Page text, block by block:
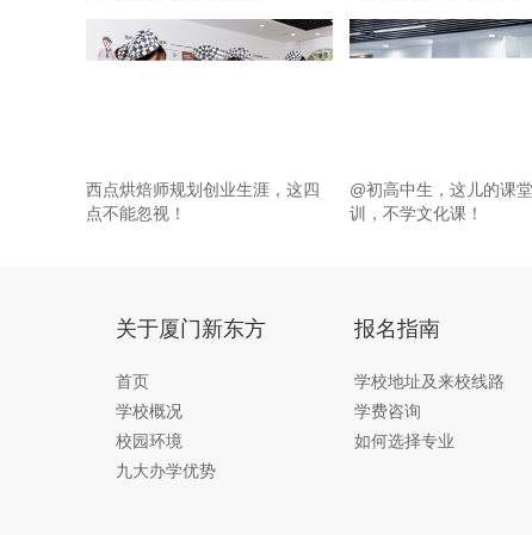
西点烘焙师规划创业生涯，这四
点不能忽视！
@初高中生，这儿的课
训，不学文化课！
关于厦门新东方
首页
学校概况
校园环境
九大办学优势
报名指南
学校地址及来校线路
学费咨询
如何选择专业